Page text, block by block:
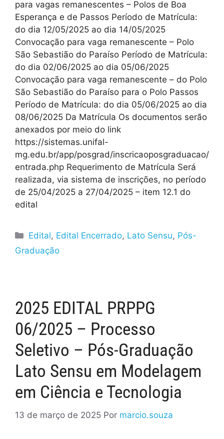
para vagas remanescentes – Polos de Boa
Esperança e de Passos Período de Matrícula:
do dia 12/05/2025 ao dia 14/05/2025
Convocação para vaga remanescente – Polo
São Sebastião do Paraíso Período de Matrícula:
do dia 02/06/2025 ao dia 05/06/2025
Convocação para vaga remanescente – do Polo
São Sebastião do Paraíso para o Polo Passos
Período de Matrícula: do dia 05/06/2025 ao dia
08/06/2025 Da Matrícula Os documentos serão
anexados por meio do link
https://sistemas.unifal-
mg.edu.br/app/posgrad/inscricaoposgraduacao/
entrada.php Requerimento de Matrícula Será
realizada, via sistema de inscrições, no período
de 25/04/2025 a 27/04/2025 – item 12.1 do
edital
Edital, Edital Encerrado, Lato Sensu, Pós-
Graduação
2025 EDITAL PRPPG
06/2025 – Processo
Seletivo – Pós-Graduação
Lato Sensu em Modelagem
em Ciência e Tecnologia
13 de março de 2025 Por marcio.souza